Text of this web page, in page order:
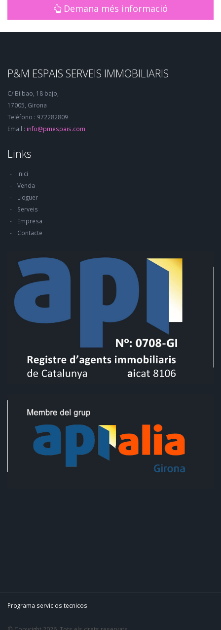
Demana més informació
P&M ESPAIS SERVEIS IMMOBILIARIS
C/ Bilbao, 18 bajo,
17005, Girona
Teléfono : 972282809
Email : info@pmespais.com
Links
Inici
Venda
Lloguer
Serveis
Empresa
Contacte
Programa servicios tecnicos